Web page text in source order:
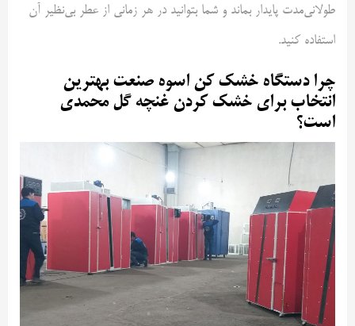
طولانی‌مدت پایدار بماند و شما بتوانید در هر زمانی از عطر بی‌نظیر آن
استفاده کنید.
چرا دستگاه خشک کن اسوه صنعت بهترین
انتخاب برای خشک کردن غنچه گل محمدی
است؟